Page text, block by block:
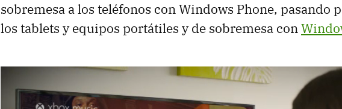
sobremesa a los teléfonos con Windows Phone, pasando
los tablets y equipos portátiles y de sobremesa con